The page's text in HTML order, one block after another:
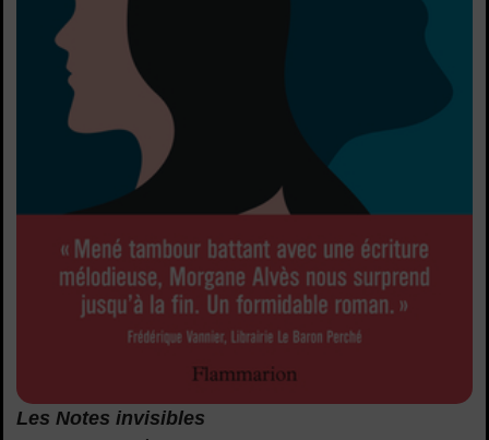
Les Notes invisibles